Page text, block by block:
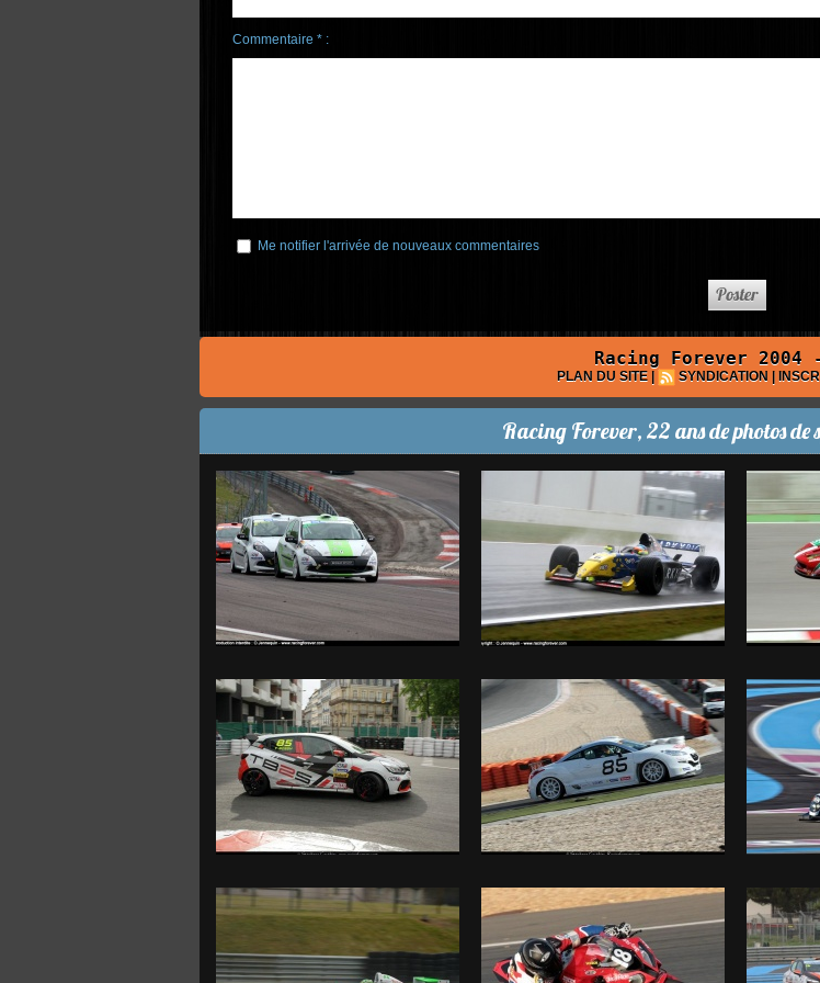
Commentaire * :
Me notifier l'arrivée de nouveaux commentaires
Racing Forever 2004
PLAN DU SITE | SYNDICATION |
Racing Forever, 22 ans de photos de